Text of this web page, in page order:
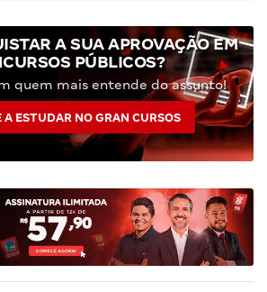
A SUA APROVAÇÃO EM
PÚBLICOS?
quem mais entende do assunto!
A ESTUDAR NO GRAN CURSOS